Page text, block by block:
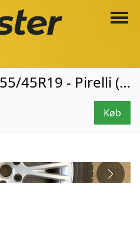
Alu Vinterdæk - 255/45R19 - Pirelli (3467)
Køb